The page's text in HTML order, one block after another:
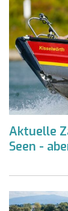
Aktuelle
Seen -